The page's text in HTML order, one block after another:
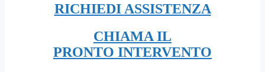
RICHIEDI ASSISTENZA
CHIAMA IL
PRONTO INTERVENTO